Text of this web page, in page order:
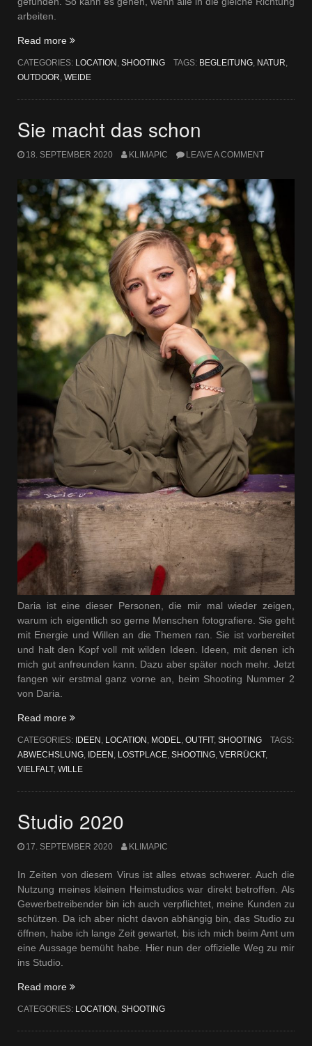
arbeiten.
Read more „Nicht
die
Begleitung“
CATEGORIES: LOCATION SHOOTING TAGS: BEGLEITUNG, NATUR
OUTDOOR WEIDE
Sie macht das schon
18. SEPTEMBER 2020 KLIMAPIC LEAVE A COMMENT
Daria ist eine dieser Personen, die mir mal wieder zeigen,
warum ich eigentlich so gerne Menschen fotografiere. Sie geht
mit Energie und Willen an die Themen ran. Sie ist vorbereitet
und halt den Kopf voll mit wilden Ideen. Ideen, mit denen ich
mich gut anfreunden kann. Dazu aber später noch mehr. Jetzt
fangen wir erstmal ganz vorne an, beim Shooting Nummer 2
von Daria.
Read more „Sie
das
schon“
CATEGORIES: IDEEN, LOCATION, MODEL, OUTFIT, SHOOTING
TAGS:
ABWECHSLUNG, IDEEN, LOSTPLACE, SHOOTING, VERRÜCKT,
VIELFALT, WILLE
Studio 2020
17. SEPTEMBER 2020 KLIMAPIC
In Zeiten von diesem Virus ist alles etwas schwerer. Auch die
Nutzung meines kleinen Heimstudios war direkt betroffen. Als
Gewerbetreibender bin ich auch verpflichtet, meine Kunden zu
schützen. Da ich aber nicht davon abhängig bin, das Studio zu
öffnen, habe ich lange Zeit gewartet, bis ich mich beim Amt um
eine Aussage bemüht habe. Hier nun der offizielle Weg zu mir
ins Studio.
Read more „Studio
CATEGORIES: LOCATION , SHOOTING